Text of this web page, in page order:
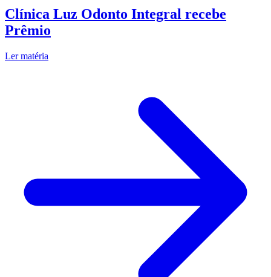
Clínica Luz Odonto Integral recebe
Prêmio
Ler matéria